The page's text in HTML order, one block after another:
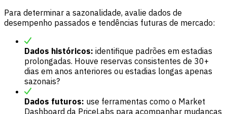
Para determinar a sazonalidade, avalie dados de
desempenho passados e tendências futuras de mercado:
Dados históricos: identifique padrões em estadias
prolongadas. Houve reservas consistentes de 30+
dias em anos anteriores ou estadias longas apenas
sazonais?
Dados futuros: use ferramentas como o Market
Dashboard da PriceLabs para acompanhar mudanças